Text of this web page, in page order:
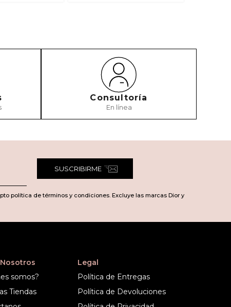
Consultoría
En línea
SUSCRIBIRME
política de términos y condiciones. Excluye las marcas Dior y
somos?
Tiendas
Legal
Política de Entregas
Política de Devoluciones